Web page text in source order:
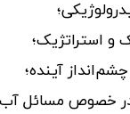
و استراتژیک؛
آینده؛
خصوص مسائل آب